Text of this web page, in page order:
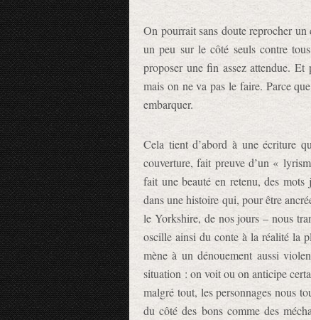
On pourrait sans doute reprocher
un peu sur le côté seuls contre
proposer une fin assez attendue.
mais on ne va pas le faire. Parce
embarquer.
Cela tient d’abord à une écriture
couverture, fait preuve d’un «
fait une beauté en retenu, des
dans une histoire qui, pour être
le Yorkshire, de nos jours – nous
oscille ainsi du conte à la réalité la
mène à un dénouement aussi
situation : on voit ou on anticipe
malgré tout, les personnages nous
du côté des bons comme des